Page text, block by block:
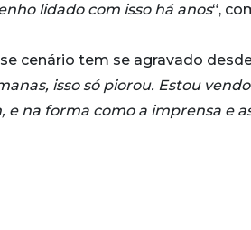
lidado com isso há anos“,
cenário tem se agravado
isso só piorou. Estou
na forma como a imprensa e